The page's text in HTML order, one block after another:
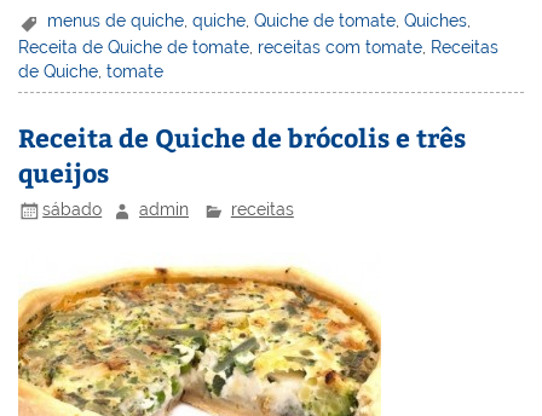
er
e
st
k
e
dI
n
c
e
b
o
k
itt
er
ai
l
h
o
o
M
t
ar
e
menus de quiche ,quiche ,Quiche de tomate ,Quiches
Receita de Quiche de tomate receitas com tomate Receitas
de Quiche ,tomate
Receita de Quiche de brócolis e três
queijos
sábado admin receitas